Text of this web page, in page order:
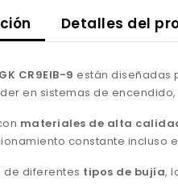
Detalles del
CR9EIB-9 están diseñadas
en sistemas de
materiales de alta
constante incluso
de diferentes tipos de bujía,